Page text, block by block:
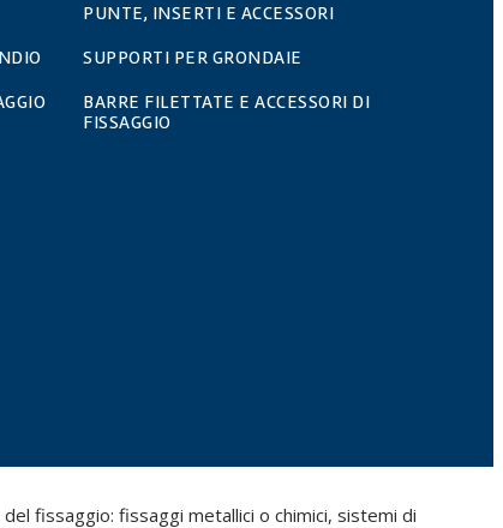
PUNTE, INSERTI E ACCESSORI
SUPPORTI PER GRONDAIE
BARRE FILETTATE E ACCESSORI DI
FISSAGGIO
fissaggio: fissaggi metallici o chimici, sistemi di